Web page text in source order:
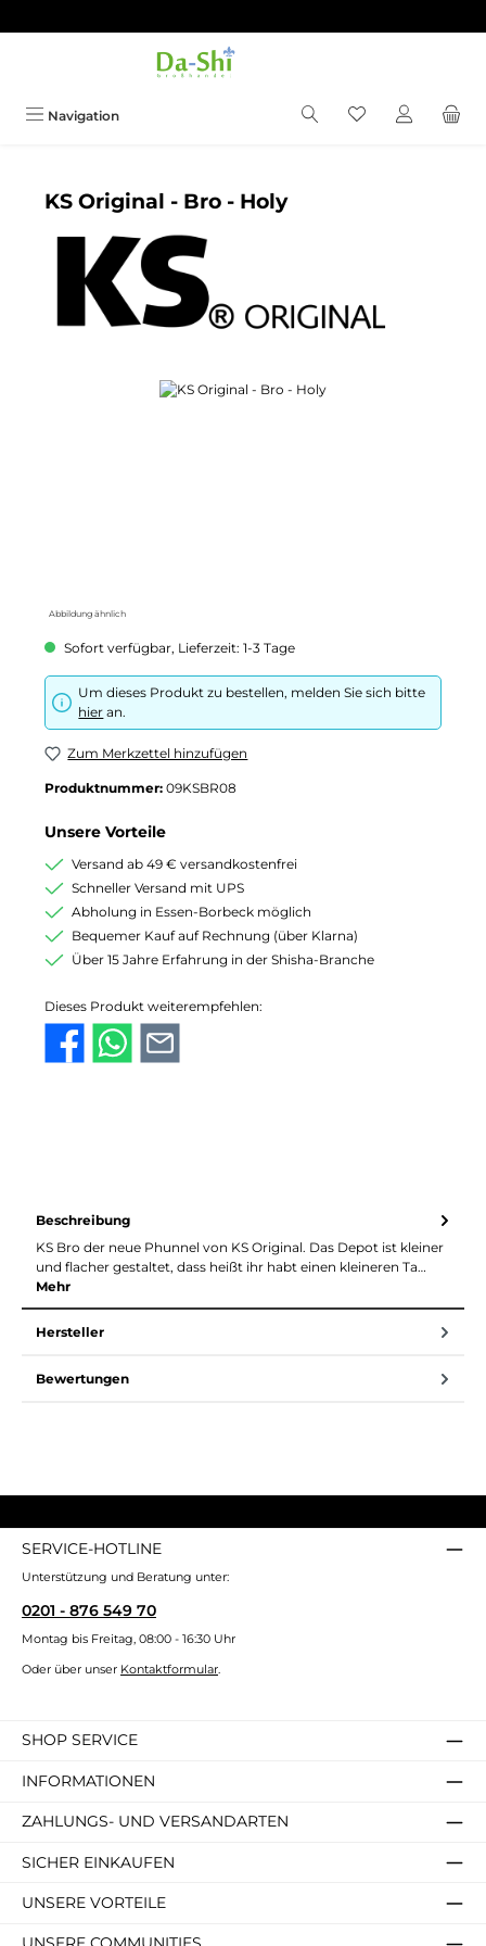
Navigation Du hast 0
KS Original - Bro - Holy
Bildergalerie überspringen
Abbildung ähnlich
Sofort verfügbar, Lieferzeit: 1-3 Tage
Um dieses Produkt zu bestellen, melden Sie sich bitte
hier an.
Zum Merkzettel hinzufügen
Produktnummer: 09KSBR08
Unsere Vorteile
Versand ab 49 € versandkostenfrei
Schneller Versand mit UPS
Abholung in Essen-Borbeck möglich
Bequemer Kauf auf Rechnung (über Klarna)
Über 15 Jahre Erfahrung in der Shisha-Branche
Dieses Produkt weiterempfehlen:
Beschreibung
KS Bro der neue Phunnel von KS Original. Das Depot ist kleiner
und flacher gestaltet, dass heißt ihr habt einen kleineren Ta…
Mehr
Hersteller
Bewertungen
SERVICE-HOTLINE
Unterstützung und Beratung unter:
0201 - 876 549 70
Montag bis Freitag, 08:00 - 16:30 Uhr
Oder über unser Kontaktformular.
SHOP SERVICE
INFORMATIONEN
ZAHLUNGS- UND VERSANDARTEN
SICHER EINKAUFEN
UNSERE VORTEILE